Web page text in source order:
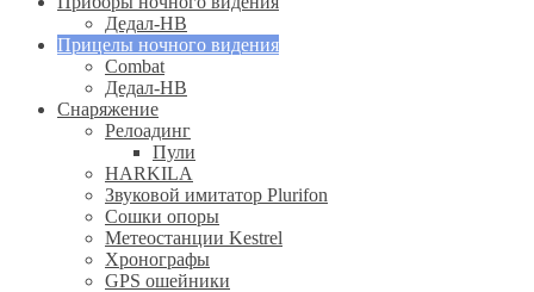
Дедал-НВ
Прицелы ночного видения
Combat
Дедал-НВ
Снаряжение
Релоадинг
Пули
HARKILA
Звуковой имитатор Plurifon
Сошки опоры
Метеостанции Kestrel
Хронографы
GPS ошейники